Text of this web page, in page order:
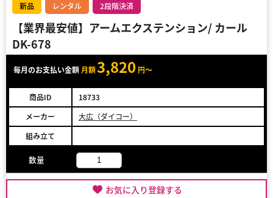
新品 レンタル 2段階決済
【業界最安値】アームエクステンション/ カール
DK-678
毎月のお支払い金額 月額3,820 円～
商品ID
18733
メーカー
大広（ダイコー）
組み立て
数量
お気に入り登録する